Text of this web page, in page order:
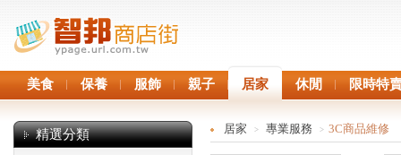
美食 保養 服飾 親子 居家 休閒 限時特
精選分類
居家 > 專業服務 > 3C商品維修